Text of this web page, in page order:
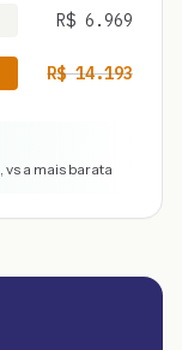
R$ 6.969
R$14.193
vs a mais barata